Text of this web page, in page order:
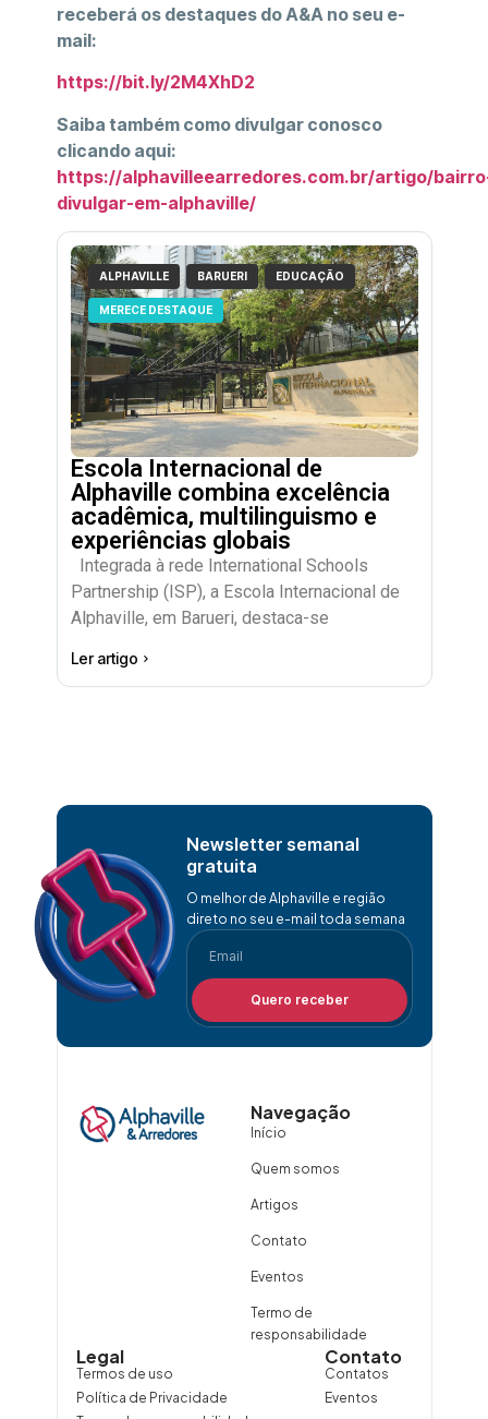
receberá os destaques do A&A no seu e-
mail:
https://bit.ly/2M4XhD2
Saiba também como divulgar conosco
clicando aqui:
https://alphavilleearredores.com.br/artigo/
divulgar-em-alphaville/
ALPHAVILLE BARUERI EDUCAÇÃO
MERECE DESTAQUE
Escola Internacional de
Alphaville combina excelência
acadêmica, multilinguismo e
experiências globais
Integrada à rede International Schools
Partnership (ISP), a Escola Internacional de
Alphaville, em Barueri, destaca-se
Ler artigo
Newsletter semanal
gratuita
O melhor de Alphaville e região
direto no seu e-mail toda semana
Quero receber
Navegação
Início
Quem somos
Artigos
Contato
Eventos
Termo de
responsabilidade
Contato
Contatos
Eventos
Legal
Termos de uso
Política de Privacidade